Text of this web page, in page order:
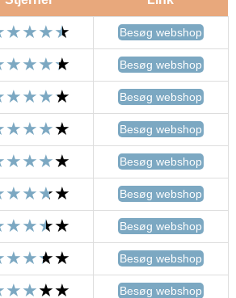
Besøg webshop
Besøg webshop
Besøg webshop
Besøg webshop
Besøg webshop
Besøg webshop
Besøg webshop
Besøg webshop
Besøg webshop